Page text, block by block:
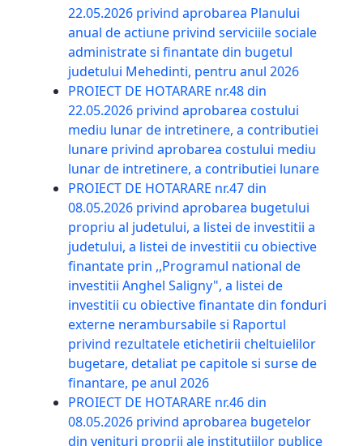
22.05.2026 privind aprobarea Planului
anual de actiune privind serviciile sociale
administrate si finantate din bugetul
judetului Mehedinti, pentru anul 2026
PROIECT DE HOTARARE nr.48 din
22.05.2026 privind aprobarea costului
mediu lunar de intretinere, a contributiei
lunare privind aprobarea costului mediu
lunar de intretinere, a contributiei lunare
PROIECT DE HOTARARE nr.47 din
08.05.2026 privind aprobarea bugetului
propriu al judetului, a listei de investitii a
judetului, a listei de investitii cu obiective
finantate prin ,,Programul national de
investitii Anghel Saligny", a listei de
investitii cu obiective finantate din fonduri
externe nerambursabile si Raportul
privind rezultatele etichetirii cheltuielilor
bugetare, detaliat pe capitole si surse de
finantare, pe anul 2026
PROIECT DE HOTARARE nr.46 din
08.05.2026 privind aprobarea bugetelor
din venituri proprii ale institutiilor publice